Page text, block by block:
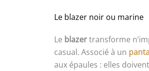
Le blazer noir ou marine
Le blazertransforme
casual. Associé à un
aux épaules : elles